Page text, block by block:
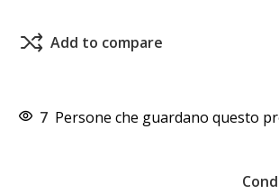
Add to compare
7 Persone che guardano questo